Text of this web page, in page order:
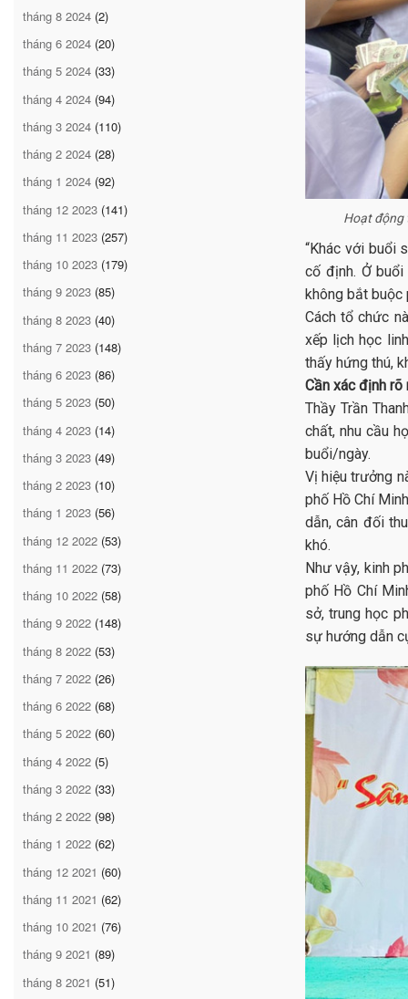
tháng 8 2024 (2)
tháng 6 2024 (20)
tháng 5 2024 (33)
tháng 4 2024 (94)
tháng 3 2024 (110)
tháng 2 2024 (28)
tháng 1 2024 (92)
tháng 12 2023 (141)
tháng 11 2023 (257)
tháng 10 2023 (179)
tháng 9 2023 (85)
tháng 8 2023 (40)
tháng 7 2023 (148)
tháng 6 2023 (86)
tháng 5 2023 (50)
tháng 4 2023 (14)
tháng 3 2023 (49)
tháng 2 2023 (10)
tháng 1 2023 (56)
tháng 12 2022 (53)
tháng 11 2022 (73)
tháng 10 2022 (58)
tháng 9 2022 (148)
tháng 8 2022 (53)
tháng 7 2022 (26)
tháng 6 2022 (68)
tháng 5 2022 (60)
tháng 4 2022 (5)
tháng 3 2022 (33)
tháng 2 2022 (98)
tháng 1 2022 (62)
tháng 12 2021 (60)
tháng 11 2021 (62)
tháng 10 2021 (76)
tháng 9 2021 (89)
tháng 8 2021 (51)
Hoạt động
“Khác với buổi
cố định. Ở
không bắt buộc
Cách tổ chức
xếp lịch học
thấy hứng thú,
Cần xác định
Thầy Trần
chất, nhu cầu
buổi/ngày.
Vị hiệu trưởng
phố Hồ Chí
dẫn, cân đối
khó.
Như vậy, kinh
phố Hồ Chí
sở, trung học
sự hướng dẫn